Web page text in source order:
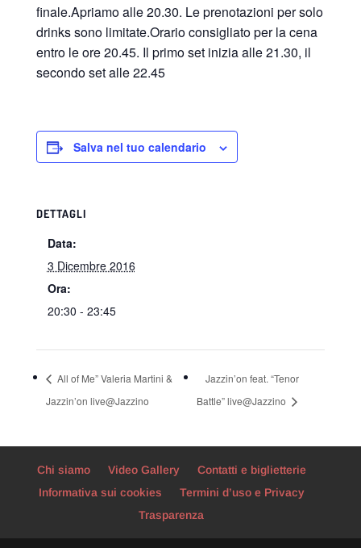
finale.Apriamo alle 20.30. Le prenotazioni per solo
drinks sono limitate.Orario consigliato per la cena
entro le ore 20.45. Il primo set inizia alle 21.30, il
secondo set alle 22.45
Salva nel tuo calendario
DETTAGLI
Data:
3 Dicembre 2016
Ora:
20:30 - 23:45
All of Me” Valeria Martini &
Jazzin’on live@Jazzino
Jazzin’on feat. “Tenor
Battle” live@Jazzino
Chi siamo Video Gallery
Contatti e biglietterie
Informativa sui cookies
Termini d’uso e Privacy
Trasparenza